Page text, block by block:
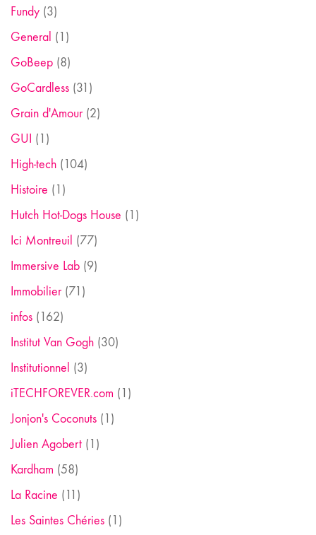
Fundy (3)
General (1)
GoBeep (8)
GoCardless (31)
Grain d'Amour(2)
GUI (1)
High-tech (104)
Histoire (1)
Hutch Hot-Dogs House (1)
Ici Montreuil (77)
Immersive Lab (9)
Immobilier(71)
infos (162)
Institut Van Gogh (30)
Institutionnel (3)
iTECHFOREVER.com (1)
Jonjon's Coconuts (1)
Julien Agobert (1)
Kardham (58)
La Racine (11)
Les Saintes Chéries (1)